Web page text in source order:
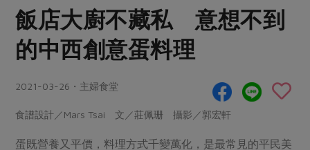
豆製品 米麵雜糧
肉品・水產
畜產肉類
水畜加工品
常備菜
蔬食
蛋料理
料理方式
烘焙．點心
更多預購活動
合作25-精選產品第四彈
社內大小事 合作聯合國
產品故事 生活提案
樂齡生活 親子食育
廚房瑜伽
關於我們
合作社組織
產品檢驗
自主把關
飯店大廚不藏私 意想不到
的中西創意蛋料理
2021-03-26・主婦食堂
食譜設計／Mars Tsai 文／莊佩珊 攝影／郭宏軒
蛋既營養又平價，料理方式千變萬化，是最常見的平民美